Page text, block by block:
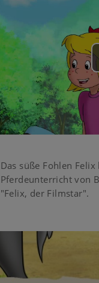
Das süße Fohlen
Pferdeunterricht von
"Felix, der Filmstar".